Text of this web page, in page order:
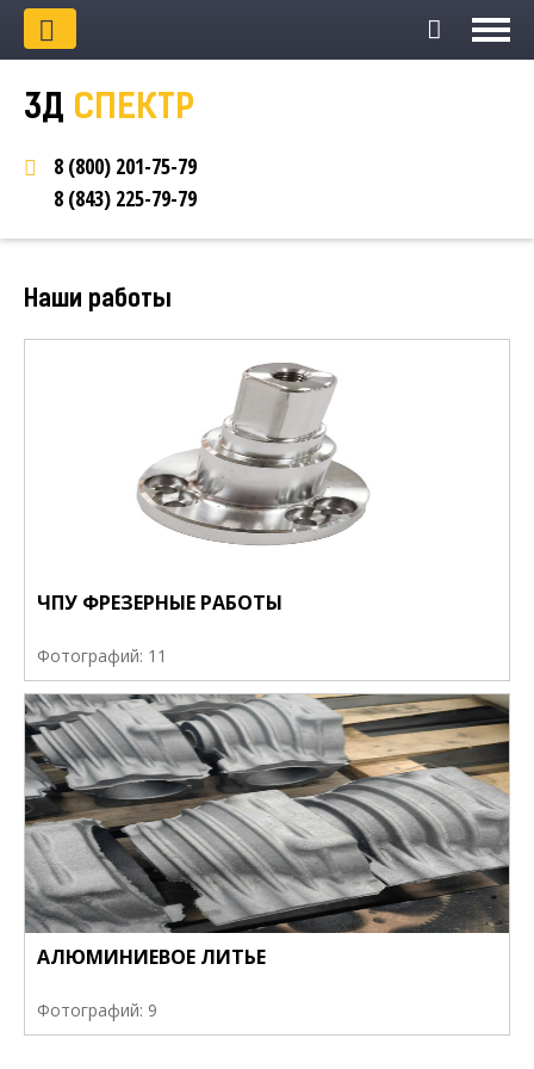
3Д СПЕКТР
8 (800) 201-75-79
8 (843) 225-79-79
Наши работы
ЧПУ ФРЕЗЕРНЫЕ РАБОТЫ
Фотографий: 11
АЛЮМИНИЕВОЕ ЛИТЬЕ
Фотографий: 9